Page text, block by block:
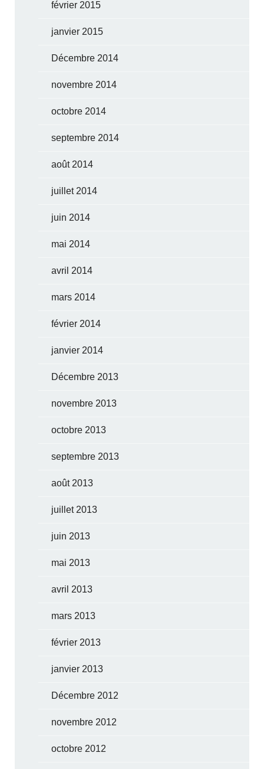
février 2015
janvier 2015
Décembre 2014
novembre 2014
octobre 2014
septembre 2014
août 2014
juillet 2014
juin 2014
mai 2014
avril 2014
mars 2014
février 2014
janvier 2014
Décembre 2013
novembre 2013
octobre 2013
septembre 2013
août 2013
juillet 2013
juin 2013
mai 2013
avril 2013
mars 2013
février 2013
janvier 2013
Décembre 2012
novembre 2012
octobre 2012